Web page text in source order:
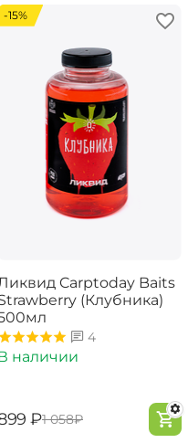
-15%
Carptoday Baits
(Клубника)
4
наличии
₽‍1 058‍₽